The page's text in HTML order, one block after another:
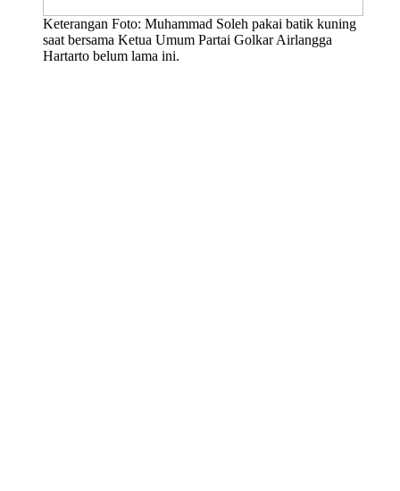
Keterangan Foto: Muhammad Soleh pakai batik kuning
saat bersama Ketua Umum Partai Golkar Airlangga
Hartarto belum lama ini.